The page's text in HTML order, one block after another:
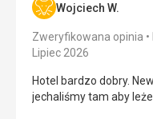
Zakwaterowanie
Okolica
Usługi
Wojciech W.
Zweryfikowana opinia
Lipiec 2026
Hotel bardzo dobry.
jechaliśmy tam aby